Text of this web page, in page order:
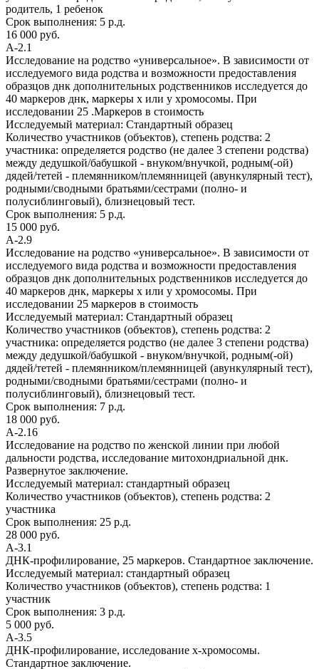
родитель, 1 ребенок
Срок выполнения: 5 р.д.
16 000 руб.
А-2.1
Исследование на родство «универсальное». В зависимости от
исследуемого вида родства и возможности предоставления
образцов днк дополнительных родственников исследуется до
40 маркеров днк, маркеры х или y хромосомы. При
исследовании 25 .Маркеров в стоимость
Исследуемый материал: Стандартный образец
Количество участников (объектов), степень родства: 2
участника: определяется родство (не далее 3 степени родства)
между дедушкой/бабушкой - внуком/внучкой, родным(-ой)
дядей/тетей - племянником/племянницей (авункулярный тест),
родными/сводными братьями/сестрами (полно- и
полусиблинговый), близнецовый тест.
Срок выполнения: 5 р.д.
15 000 руб.
А-2.9
Исследование на родство «универсальное». В зависимости от
исследуемого вида родства и возможности предоставления
образцов днк дополнительных родственников исследуется до
40 маркеров днк, маркеры х или y хромосомы. При
исследовании 25 маркеров в стоимость
Исследуемый материал: Стандартный образец
Количество участников (объектов), степень родства: 2
участника: определяется родство (не далее 3 степени родства)
между дедушкой/бабушкой - внуком/внучкой, родным(-ой)
дядей/тетей - племянником/племянницей (авункулярный тест),
родными/сводными братьями/сестрами (полно- и
полусиблинговый), близнецовый тест.
Срок выполнения: 7 р.д.
18 000 руб.
А-2.16
Исследование на родство по женской линии при любой
дальности родства, исследование митохондриальной днк.
Развернутое заключение.
Исследуемый материал: стандартный образец
Количество участников (объектов), степень родства: 2
участника
Срок выполнения: 25 р.д.
28 000 руб.
А-3.1
ДНК-профилирование, 25 маркеров. Стандартное заключение.
Исследуемый материал: стандартный образец
Количество участников (объектов), степень родства: 1
участник
Срок выполнения: 3 р.д.
5 000 руб.
А-3.5
ДНК-профилирование, исследование х-хромосомы.
Стандартное заключение.